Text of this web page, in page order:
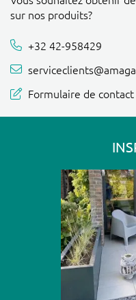
sur nos produits?
+32 42-958429
Formulaire de contact